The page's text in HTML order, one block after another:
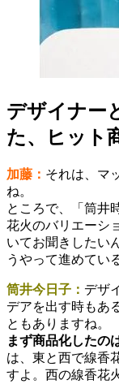
デザイナー
た、ヒット
加藤： それは、マ
ね。
ところで、「筒井
花火のバリエーシ
いてお聞きしたい
うやって進めてい
筒井今日子： デザ
デアを出す時もあ
ともありますね。
まず商品化したの
は、東と西で線香
すよ。西の線香花